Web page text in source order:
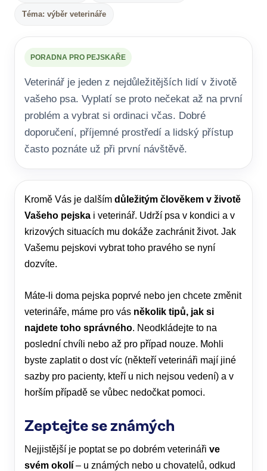
Téma: výběr veterináře
PORADNA PRO PEJSKAŘE
Veterinář je jeden z nejdůležitějších lidí v životě
vašeho psa. Vyplatí se proto nečekat až na první
problém a vybrat si ordinaci včas. Dobré
doporučení, příjemné prostředí a lidský přístup
často poznáte už při první návštěvě.
Kromě Vás je dalším důležitým člověkem v životě
Vašeho pejska i veterinář. Udrží psa v kondici a v
krizových situacích mu dokáže zachránit život. Jak
Vašemu pejskovi vybrat toho pravého se nyní
dozvíte.
Máte-li doma pejska poprvé nebo jen chcete změnit
veterináře, máme pro vás několik tipů, jak si
najdete toho správného. Neodkládejte to na
poslední chvíli nebo až pro případ nouze. Mohli
byste zaplatit o dost víc (někteří veterináři mají jiné
sazby pro pacienty, kteří u nich nejsou vedení) a v
horším případě se vůbec nedočkat pomoci.
Zeptejte se známých
Nejjistější je poptat se po dobrém veterináři ve
svém okolí – u známých nebo u chovatelů, odkud